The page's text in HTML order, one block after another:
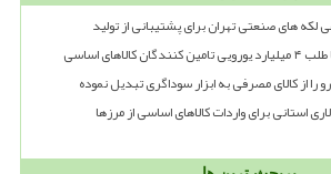
های صنعتی تهران برای پشتیبانی از تولید
اساسی
از کالای مصرفی به ابزار سوداگری تبدیل نموده